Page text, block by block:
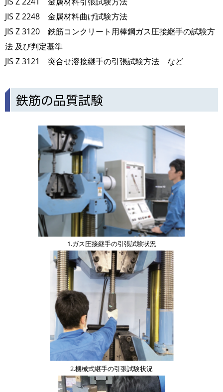
JIS Z 2248 金属材料曲げ試験方法
JIS Z 3120 鉄筋コンクリート用棒鋼ガス圧接継手の試験方
法 及び判定基準
JIS Z 3121 突合せ溶接継手の引張試験方法 など
鉄筋の品質試験
画
像
1.ガス圧接継手の引張試験状況
画
像
2.機械式継手の引張試験状況
画